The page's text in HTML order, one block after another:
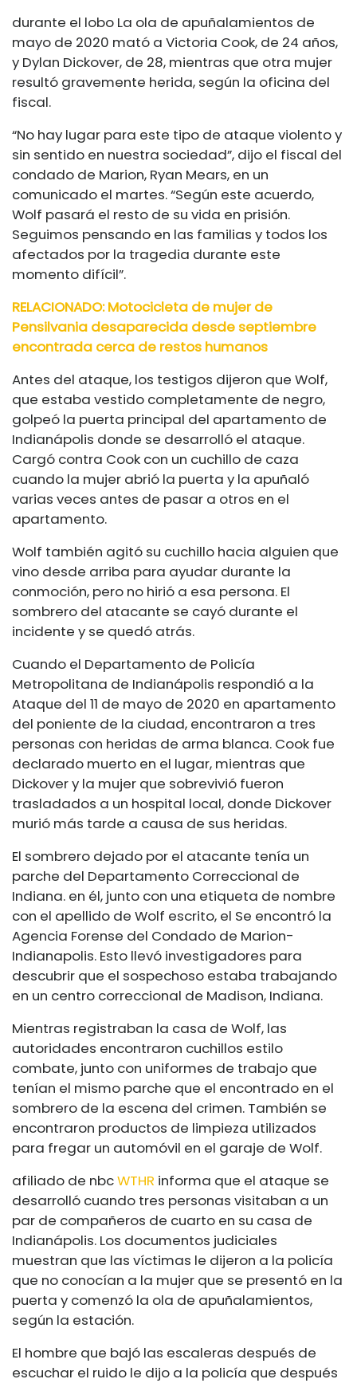
durante el lobo La ola de apuñalamientos de
mayo de 2020 mató a Victoria Cook, de 24 años,
y Dylan Dickover, de 28, mientras que otra mujer
resultó gravemente herida, según la oficina del
fiscal.
“No hay lugar para este tipo de ataque violento y
sin sentido en nuestra sociedad”, dijo el fiscal del
condado de Marion, Ryan Mears, en un
comunicado el martes. “Según este acuerdo,
Wolf pasará el resto de su vida en prisión.
Seguimos pensando en las familias y todos los
afectados por la tragedia durante este
momento difícil”.
RELACIONADO: Motocicleta de mujer de
Pensilvania desaparecida desde septiembre
encontrada cerca de restos humanos
Antes del ataque, los testigos dijeron que Wolf,
que estaba vestido completamente de negro,
golpeó la puerta principal del apartamento de
Indianápolis donde se desarrolló el ataque.
Cargó contra Cook con un cuchillo de caza
cuando la mujer abrió la puerta y la apuñaló
varias veces antes de pasar a otros en el
apartamento.
Wolf también agitó su cuchillo hacia alguien que
vino desde arriba para ayudar durante la
conmoción, pero no hirió a esa persona. El
sombrero del atacante se cayó durante el
incidente y se quedó atrás.
Cuando el Departamento de Policía
Metropolitana de Indianápolis respondió a la
Ataque del 11 de mayo de 2020 en apartamento
del poniente de la ciudad, encontraron a tres
personas con heridas de arma blanca. Cook fue
declarado muerto en el lugar, mientras que
Dickover y la mujer que sobrevivió fueron
trasladados a un hospital local, donde Dickover
murió más tarde a causa de sus heridas.
El sombrero dejado por el atacante tenía un
parche del Departamento Correccional de
Indiana. en él, junto con una etiqueta de nombre
con el apellido de Wolf escrito, el Se encontró la
Agencia Forense del Condado de Marion-
Indianapolis. Esto llevó investigadores para
descubrir que el sospechoso estaba trabajando
en un centro correccional de Madison, Indiana.
Mientras registraban la casa de Wolf, las
autoridades encontraron cuchillos estilo
combate, junto con uniformes de trabajo que
tenían el mismo parche que el encontrado en el
sombrero de la escena del crimen. También se
encontraron productos de limpieza utilizados
para fregar un automóvil en el garaje de Wolf.
afiliado de nbcWTHR informa que el ataque se
desarrolló cuando tres personas visitaban a un
par de compañeros de cuarto en su casa de
Indianápolis. Los documentos judiciales
muestran que las víctimas le dijeron a la policía
que no conocían a la mujer que se presentó en la
puerta y comenzó la ola de apuñalamientos,
según la estación.
El hombre que bajó las escaleras después de
escuchar el ruido le dijo a la policía que después